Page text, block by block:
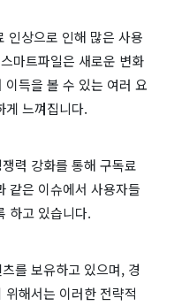
인상으로 인해 많은 사용
마트파일은 새로운 변화
득을 볼 수 있는 여러 요
게 느껴집니다.
력 강화를 통해 구독료
같은 이슈에서 사용자들
하고 있습니다.
를 보유하고 있으며, 경
해서는 이러한 전략적